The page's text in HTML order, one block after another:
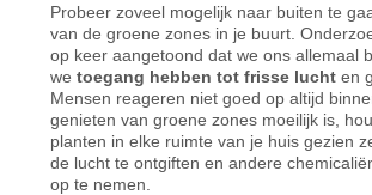
Probeer zoveel mogelijk naar buiten te
van de groene zones in je buurt.
op keer aangetoond dat we ons allemaal
wetoegang hebben tot frisse lucht en
Mensen reageren niet goed op altijd
genieten van groene zones moeilijk is,
planten in elke ruimte van je huis gezien
de lucht te ontgiften en andere
op te nemen.